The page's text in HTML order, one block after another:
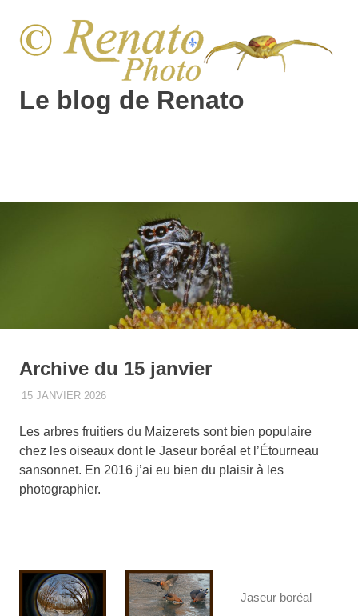
content
Le blog de Renato
Archive du 15 janvier
15 JANVIER 2026RENATO
2016
Les arbres fruitiers du Maizerets sont bien populaire
chez les oiseaux dont le Jaseur boréal et l’Étourneau
sansonnet. En 2016 j’ai eu bien du plaisir à les
photographier.
Jaseur boréal